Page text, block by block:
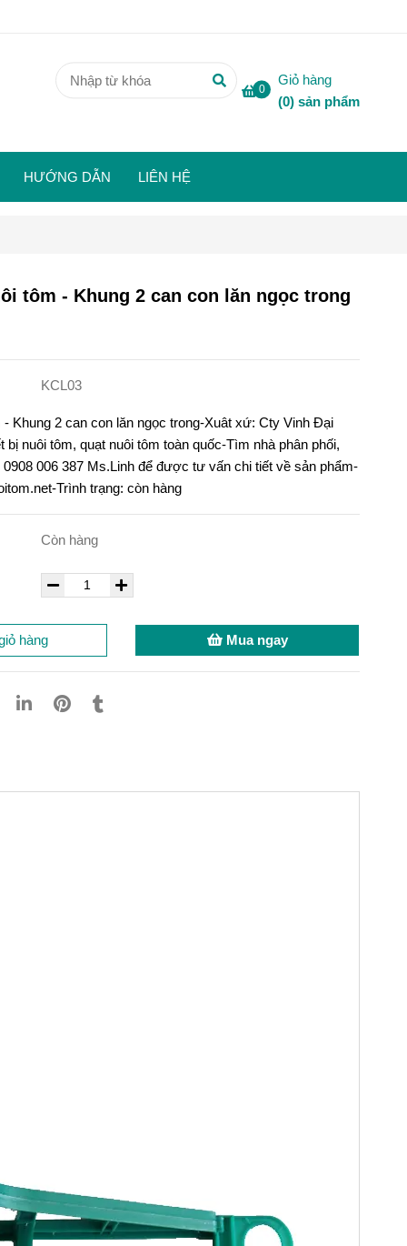
0
Giỏ hàng
(0) sản phẩm
HƯỚNG DẪN LIÊN HỆ
tôm - Khung 2 can con lăn ngọc trong
KCL03
- Khung 2 can con lăn ngọc trong-Xuât xứ: Cty Vinh Đại
bị nuôi tôm, quạt nuôi tôm toàn quốc-Tìm nhà phân phối,
0908 006 387 Ms.Linh để được tư vấn chi tiết về sản phẩm-
Trình trạng: còn hàng
Còn hàng
hàng Mua ngay